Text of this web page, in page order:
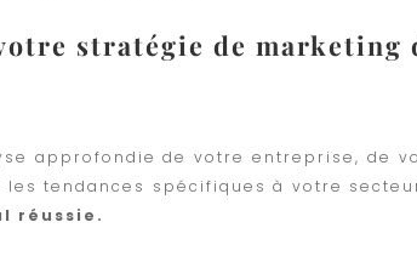
stratégie de marketing
approfondie de votre entreprise, de
tendances spécifiques à votre
réussie.